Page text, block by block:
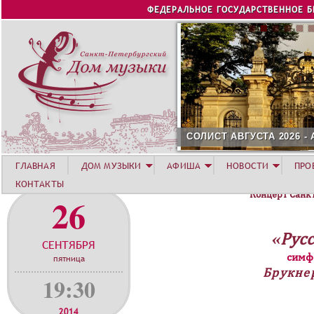
Jump to navigation
ФЕДЕРАЛЬНОЕ ГОСУДАРСТВЕННОЕ
СОЛИСТ АВГУСТА 2026
26
СЕНТЯБРЯ
пятница
19:30
Концерт
ГЛАВНАЯ ДОМ МУЗЫКИ АФИША НОВОСТИ
КОНТАКТЫ